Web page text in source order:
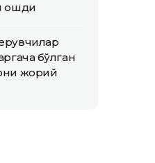
ошди
бўлган
жорий